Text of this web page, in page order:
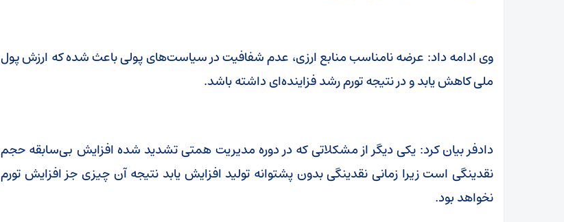
وی ادامه داد: عرضه نامناسب منابع ارزی، عدم شفافیت در سیاست‌های پولی باعث شده که ارزش پول
ملی کاهش یابد و در نتیجه تورم رشد فزاینده‌ای داشته باشد.
دادفر بیان کرد: یکی دیگر از مشکلاتی که در دوره مدیریت همتی تشدید شده افزایش بی‌سابقه حجم
نقدینگی است زیرا زمانی نقدینگی بدون پشتوانه تولید افزایش یابد نتیجه آن چیزی جز افزایش تورم
نخواهد بود.